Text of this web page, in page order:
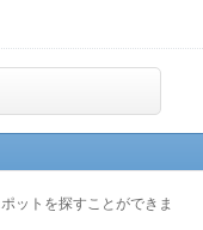
ットを探すことができま